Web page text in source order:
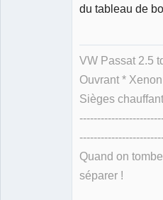
du tableau de
VW Passat 2.5
Ouvrant *
Sièges
Quand on
séparer !